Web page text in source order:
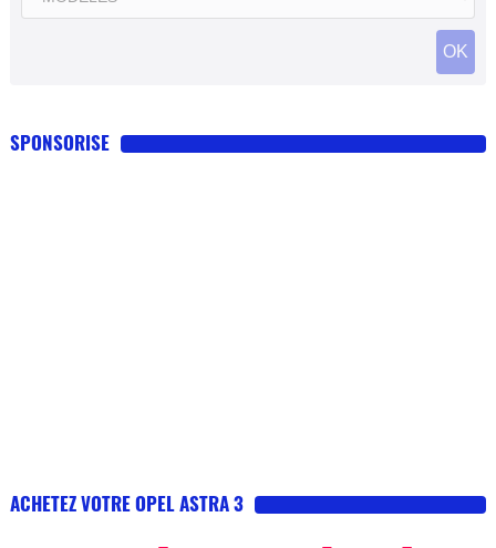
SPONSORISE
ACHETEZ VOTRE OPEL ASTRA 3